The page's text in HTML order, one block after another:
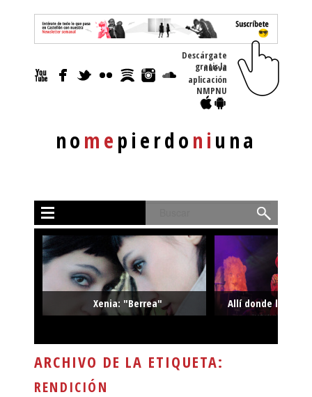
nomepierdoniuna
Descárgate
gratis la nueva
aplicación
NMPNU
Xenia: "Berrea" Allí donde la
ARCHIVO DE LA ETIQUETA:
RENDICIÓN